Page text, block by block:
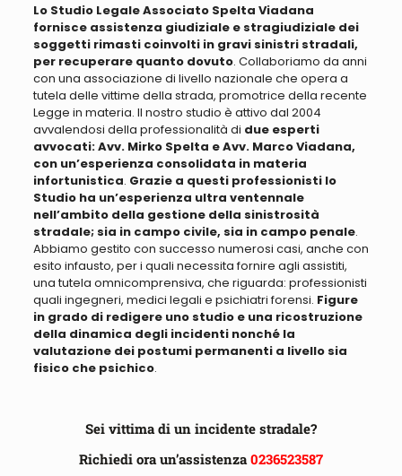
Lo Studio Legale Associato Spelta Viadana
fornisce assistenza giudiziale e stragiudiziale dei
soggetti rimasti coinvolti in gravi sinistri stradali,
per recuperare quanto dovuto. Collaboriamo da anni
con una associazione di livello nazionale che opera a
tutela delle vittime della strada, promotrice della recente
Legge in materia. Il nostro studio è attivo dal 2004
avvalendosi della professionalità di due esperti
avvocati: Avv. Mirko Spelta e Avv. Marco Viadana,
con un’esperienza consolidata in materia
infortunistica. Grazie a questi professionisti lo
Studio ha un’esperienza ultra ventennale
nell’ambito della gestione della sinistrosità
stradale; sia in campo civile, sia in campo penale.
Abbiamo gestito con successo numerosi casi, anche con
esito infausto, per i quali necessita fornire agli assistiti,
una tutela omnicomprensiva, che riguarda: professionisti
quali ingegneri, medici legali e psichiatri forensi. Figure
in grado di redigere uno studio e una ricostruzione
della dinamica degli incidenti nonché la
valutazione dei postumi permanenti a livello sia
fisico che psichico.
Sei vittima di un incidente stradale?
Richiedi ora un’assistenza 0236523587